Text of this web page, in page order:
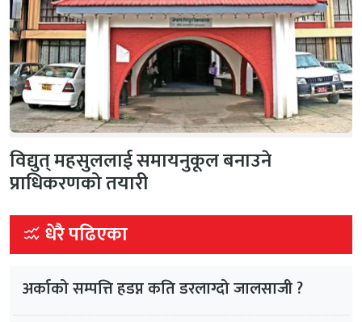
विद्युत् महसुललाई समायनुकूल बनाउने
प्राधिकरणको तयारी
धेरै पढिएका
अर्काको सम्पत्ति हडप्न कति डरलाग्दो जालसाजी ?